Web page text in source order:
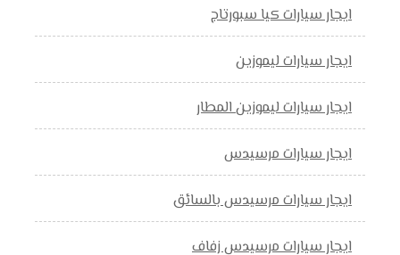
ايجار سيارات كيا سبورتاج
ايجار سيارات ليموزين
ايجار سيارات ليموزين المطار
ايجار سيارات مرسيدس
ايجار سيارات مرسيدس بالسائق
ايجار سيارات مرسيدس زفاف